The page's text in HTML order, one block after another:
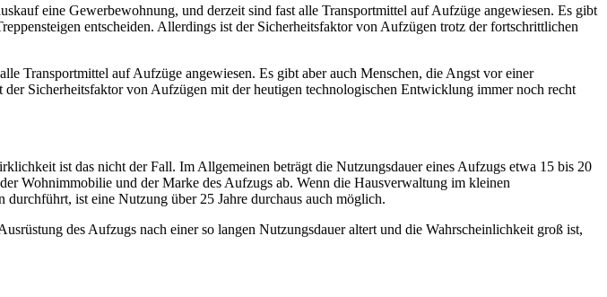
eine Gewerbewohnung, und derzeit sind fast alle Transportmittel auf Aufzüge angewiesen. Es gibt
entscheiden. Allerdings ist der Sicherheitsfaktor von Aufzügen trotz der fortschrittlichen
Transportmittel auf Aufzüge angewiesen. Es gibt aber auch Menschen, die Angst vor einer
Sicherheitsfaktor von Aufzügen mit der heutigen technologischen Entwicklung immer noch recht
ist das nicht der Fall. Im Allgemeinen beträgt die Nutzungsdauer eines Aufzugs etwa 15 bis 20
Wohnimmobilie und der Marke des Aufzugs ab. Wenn die Hausverwaltung im kleinen
ist eine Nutzung über 25 Jahre durchaus auch möglich.
des Aufzugs nach einer so langen Nutzungsdauer altert und die Wahrscheinlichkeit groß ist,